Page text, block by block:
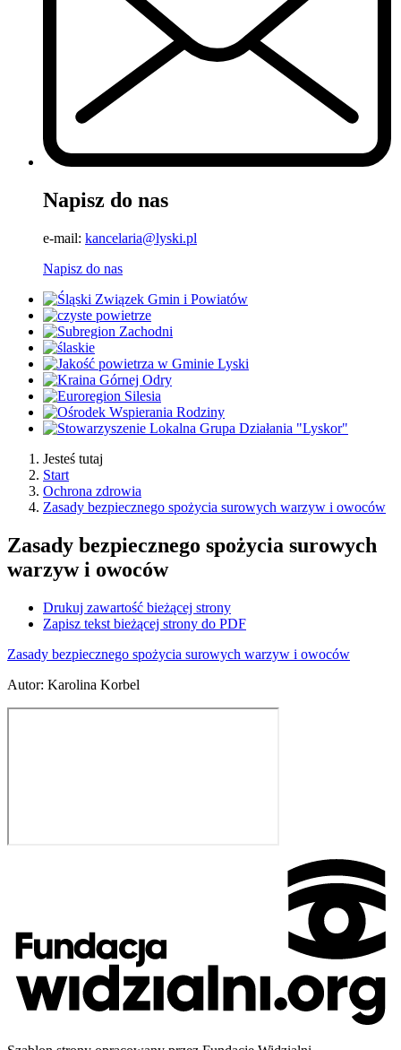
Napisz do nas
e-mail: kancelaria@lyski.pl
Napisz do nas
Jesteś tutaj
Start
Ochrona zdrowia
Zasady bezpiecznego spożycia surowych warzyw i owoców
Zasady bezpiecznego spożycia surowych
warzyw i owoców
Drukuj zawartość bieżącej strony
Zapisz tekst bieżącej strony do PDF
Zasady bezpiecznego spożycia surowych warzyw i owoców
Autor: Karolina Korbel